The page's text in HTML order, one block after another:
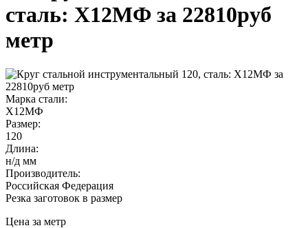
сталь: Х12МФ за 22810руб
метр
Марка стали:
Х12МФ
Размер:
120
Длина:
н/д мм
Производитель:
Российская Федерация
Резка заготовок в размер
Цена за метр